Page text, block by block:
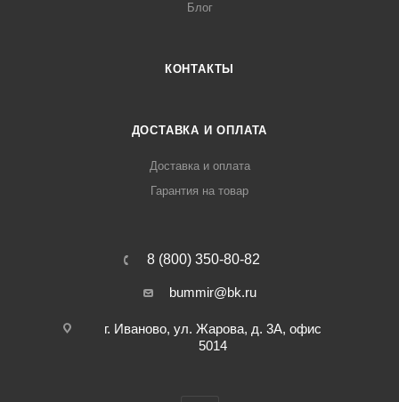
Блог
КОНТАКТЫ
ДОСТАВКА И ОПЛАТА
Доставка и оплата
Гарантия на товар
8 (800) 350-80-82
bummir@bk.ru
г. Иваново, ул. Жарова, д. 3А, офис
5014